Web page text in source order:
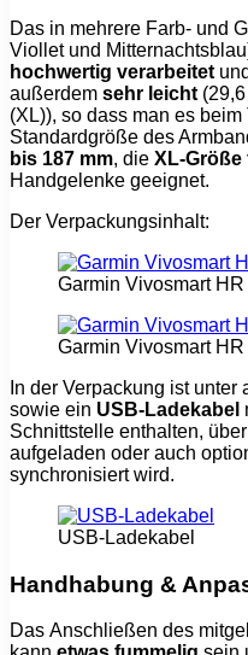
Das in mehrere Farb- und
Viollet und
hochwertig verarbeitet
außerdem sehr leicht
(XL)), so dass man es
Standardgröße des
bis 187 mm, die XL-Größe
Handgelenke geeignet.
Der Verpackungsinhalt:
Garmin Vivosmart
Garmin Vivosmart
In der Verpackung ist
sowie ein USB-Ladekabel
Schnittstelle enthalten,
aufgeladen oder auch
synchronisiert wird.
USB-Ladekabel
Handhabung &
Das Anschließen des